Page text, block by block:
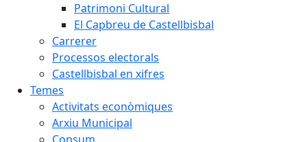
Patrimoni Cultural
El Capbreu de Castellbisbal
Carrerer
Processos electorals
Castellbisbal en xifres
Temes
Activitats econòmiques
Arxiu Municipal